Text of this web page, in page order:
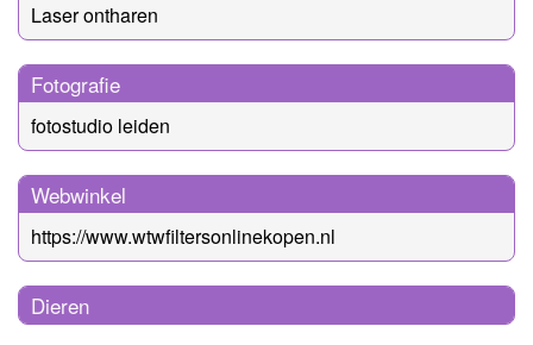
Laser ontharen
Fotografie
fotostudio leiden
Webwinkel
https://www.wtwfiltersonlinekopen.nl
Dieren